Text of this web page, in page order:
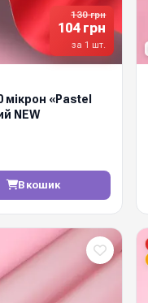
130 грн
104 грн
за 1 шт.
«Pastel
NEW
В кошик